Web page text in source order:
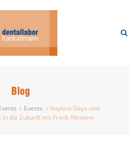
Blog
Events
Implant Days und
in die Zukunft mit Frank Altmann